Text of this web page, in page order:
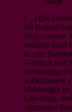
(…) Die
die Konrad
dieses ernsten
bedanke mich
ist eine
Geschick und
hochrangige
willkommene
Weltkrieges im
Lebendige,
allerbesten